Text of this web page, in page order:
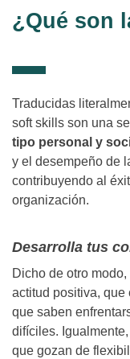
¿Qué son
Traducidas
soft skills son una
tipo personal y
y el desempeño de
contribuyendo al
organización.
Desarrolla tus
Dicho de otro
actitud positiva, que
que saben
difíciles.
que gozan de